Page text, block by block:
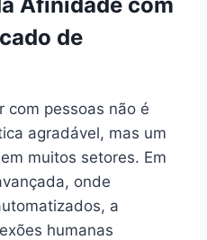
de
com pessoas não é
agradável, mas um
muitos setores. Em
onde
a
humanas